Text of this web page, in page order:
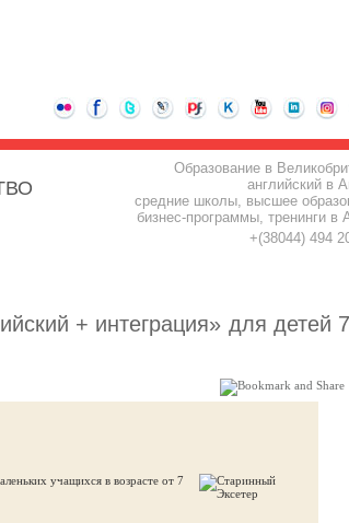
Образование в
английский в
средние школы, высшее
бизнес-программы, тренинги в
+(38044) 494
+ интеграция» для детей